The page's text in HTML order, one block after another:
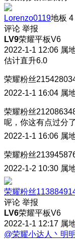
Lorenzo0119地板 4
评论 举报
LV9荣耀平板V6
2022-1-1 12:06 属
估计直升6.0
荣耀粉丝
2022-1-1 16:04 属
荣耀粉丝
呢，你这有点过分了
2022-1-1 16:06 属
荣耀粉丝
2022-1-2 10:30 属
荣耀粉丝
评论 举报
LV6荣耀平板V6
2022-1-1 12:17 属
@荣耀小达人丶明明